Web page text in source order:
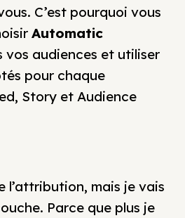
C’est pourquoi vous
Automatic
vos audiences et utiliser
pour chaque
Story et Audience
l’attribution, mais je vais
Parce que plus je